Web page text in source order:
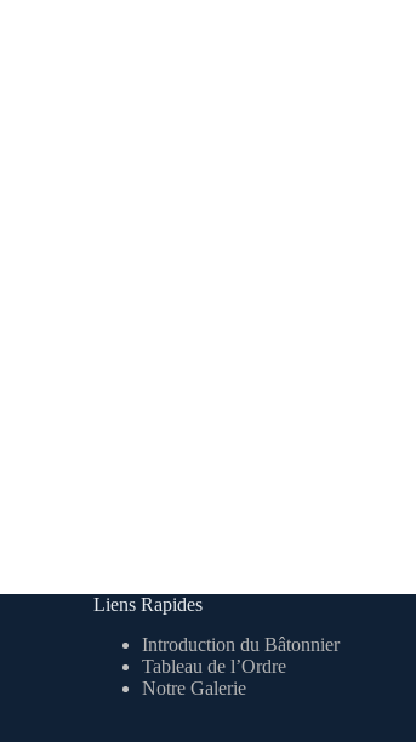
Liens Rapides
Introduction du Bâtonnier
Tableau de l’Ordre
Notre Galerie